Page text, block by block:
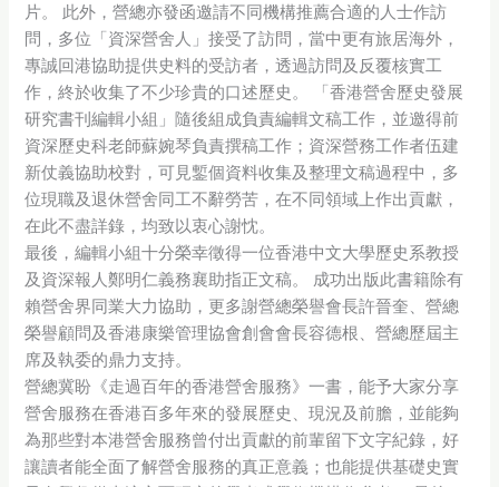
片。 此外，營總亦發函邀請不同機構推薦合適的人士作訪
問，多位「資深營舍人」接受了訪問，當中更有旅居海外，
專誠回港協助提供史料的受訪者，透過訪問及反覆核實工
作，終於收集了不少珍貴的口述歷史。 「香港營舍歷史發展
研究書刊編輯小組」隨後組成負責編輯文稿工作，並邀得前
資深歷史科老師蘇婉琴負責撰稿工作；資深營務工作者伍建
新仗義協助校對，可見鏨個資料收集及整理文稿過程中，多
位現職及退休營舍同工不辭勞苦，在不同領域上作出貢獻，
在此不盡詳錄，均致以衷心謝忱。
最後，編輯小組十分榮幸徵得一位香港中文大學歷史系教授
及資深報人鄭明仁義務襄助指正文稿。 成功出版此書籍除有
賴營舍界同業大力協助，更多謝營總榮譽會長許晉奎、營總
榮譽顧問及香港康樂管理協會創會會長容德根、營總歷屆主
席及執委的鼎力支持。
營總冀盼《走過百年的香港營舍服務》一書，能予大家分享
營舍服務在香港百多年來的發展歷史、現況及前膽，並能夠
為那些對本港營舍服務曾付出貢獻的前輩留下文字紀錄，好
讓讀者能全面了解營舍服務的真正意義；也能提供基礎史實